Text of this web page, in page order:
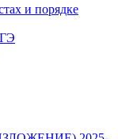
и порядке